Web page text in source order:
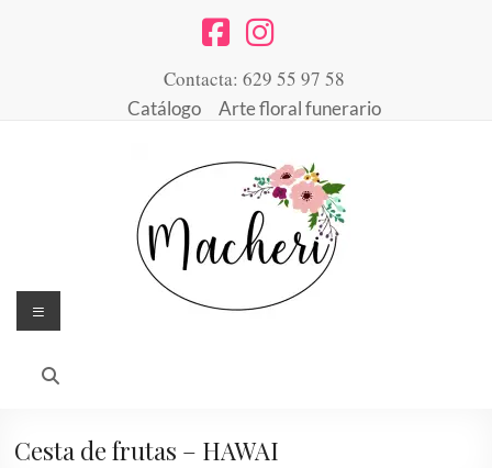
Contacta: 629 55 97 58
Catálogo Arte floral funerario
Floristería
Macheri
floral
Menú
Cesta de frutas – HAWAI